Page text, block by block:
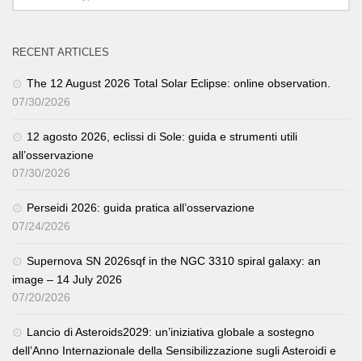
RECENT ARTICLES
The 12 August 2026 Total Solar Eclipse: online observation.
07/30/2026
12 agosto 2026, eclissi di Sole: guida e strumenti utili
all’osservazione
07/30/2026
Perseidi 2026: guida pratica all’osservazione
07/24/2026
Supernova SN 2026sqf in the NGC 3310 spiral galaxy: an
image – 14 July 2026
07/20/2026
Lancio di Asteroids2029: un’iniziativa globale a sostegno
dell’Anno Internazionale della Sensibilizzazione sugli Asteroidi e